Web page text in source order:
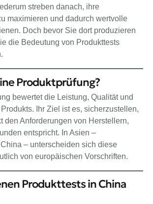
streben danach, ihre
maximieren und dadurch wertvolle
Doch bevor Sie dort produzieren
die Bedeutung von Produkttests
Produktprüfung?
bewertet die Leistung, Qualität und
Ihr Ziel ist es, sicherzustellen,
den Anforderungen von Herstellern,
entspricht. In Asien –
– unterscheiden sich diese
von europäischen Vorschriften.
Produkttests in China